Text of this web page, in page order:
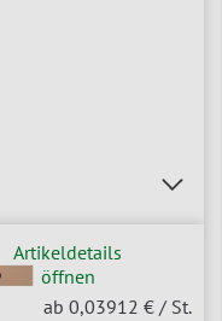
Artikeldetails
öffnen
ab 0,03912 € / St.